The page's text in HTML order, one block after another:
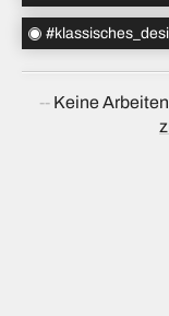
Keine